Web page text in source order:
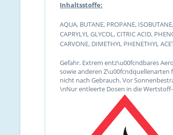
Inhaltsstoffe:
AQUA, BUTANE, PROPANE,
CAPRYLYL GLYCOL, CITRIC ACID,
CARVONE, DIMETHYL PHENETHYL
Gefahr. Extrem entz\u00fcndbares
sowie anderen Z\u00fcndquellenarten
nicht nach Gebrauch. Vor
\nNur entleerte Dosen in die